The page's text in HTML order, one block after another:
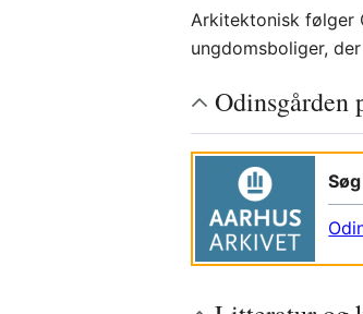
Arkitektonisk følger
ungdomsboliger,
Odinsgården